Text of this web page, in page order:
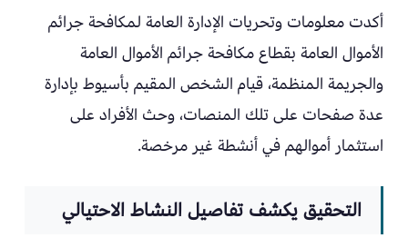
أكدت معلومات وتحريات الإدارة العامة لمكافحة جرائم
الأموال العامة بقطاع مكافحة جرائم الأموال العامة
والجريمة المنظمة، قيام الشخص المقيم بأسيوط بإدارة
عدة صفحات على تلك المنصات، وحث الأفراد على
استثمار أموالهم في أنشطة غير مرخصة.
التحقيق يكشف تفاصيل النشاط الاحتيالي